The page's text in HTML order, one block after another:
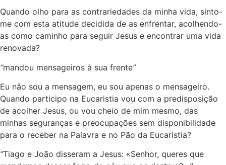
Quando olho para as contrariedades da minha vida, sinto-
me com esta atitude decidida de as enfrentar, acolhendo-
as como caminho para seguir Jesus e encontrar uma vida
renovada?
“mandou mensageiros à sua frente”
Eu não sou a mensagem, eu sou apenas o mensageiro.
Quando participo na Eucaristia vou com a predisposição
de acolher Jesus, ou vou cheio de mim mesmo, das
minhas seguranças e preocupações sem disponibilidade
para o receber na Palavra e no Pão da Eucaristia?
“Tiago e João disseram a Jesus: «Senhor, queres que